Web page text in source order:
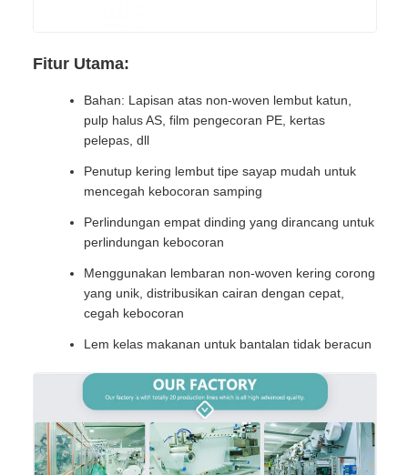
Fitur Utama:
Bahan: Lapisan atas non-woven lembut katun,
pulp halus AS, film pengecoran PE, kertas
pelepas, dll
Penutup kering lembut tipe sayap mudah untuk
mencegah kebocoran samping
Perlindungan empat dinding yang dirancang untuk
perlindungan kebocoran
Menggunakan lembaran non-woven kering corong
yang unik, distribusikan cairan dengan cepat,
cegah kebocoran
Lem kelas makanan untuk bantalan tidak beracun